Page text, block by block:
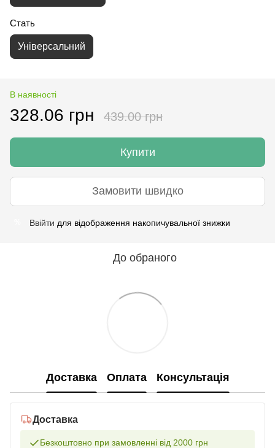
Стать
Універсальний
В наявності
328.06 грн 439.00 грн
Купити
Замовити швидко
Ввійти для відображення накопичувальної знижки
До обраного
Доставка Оплата Консультація
Доставка
Безкоштовно при замовленні від 2000 грн